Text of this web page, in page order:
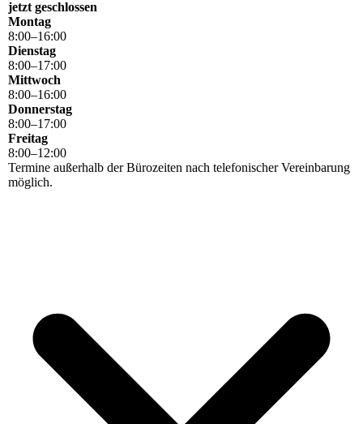
jetzt geschlossen
Montag
8:00–16:00
Dienstag
8:00–17:00
Mittwoch
8:00–16:00
Donnerstag
8:00–17:00
Freitag
8:00–12:00
Termine außerhalb der Bürozeiten nach telefonischer Vereinbarung
möglich.